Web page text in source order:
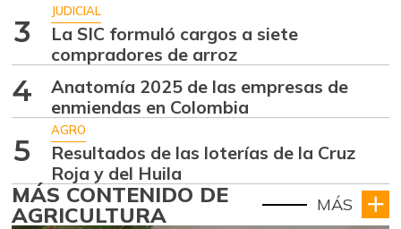
3
JUDICIAL
La SIC formuló cargos a siete
compradores de arroz
4
Anatomía 2025 de las empresas de
enmiendas en Colombia
5
AGRO
Resultados de las loterías de la Cruz
Roja y del Huila
MÁS CONTENIDO DE
AGRICULTURA MÁS